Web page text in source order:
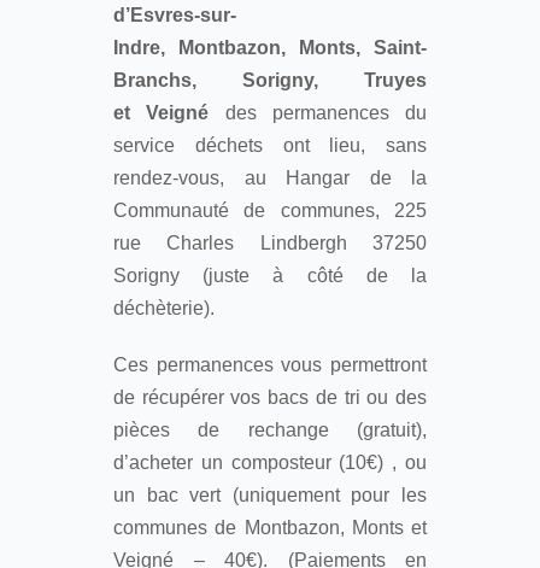
d’Esvres-sur-
Indre, Montbazon, Monts, Saint-
Branchs, Sorigny, Truyes
et Veigné des permanences du
service déchets ont lieu, sans
rendez-vous, au Hangar de la
Communauté de communes, 225
rue Charles Lindbergh 37250
Sorigny (juste à côté de la
déchèterie).
Ces permanences vous permettront
de récupérer vos bacs de tri ou des
pièces de rechange (gratuit),
d’acheter un composteur (10€) , ou
un bac vert (uniquement pour les
communes de Montbazon, Monts et
Veigné – 40€). (Paiements en